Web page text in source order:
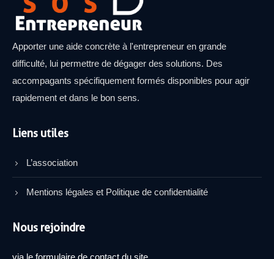
Apporter une aide concrète à l'entrepreneur en grande
difficulté, lui permettre de dégager des solutions. Des
accompagants spécifiquement formés disponibles pour agir
rapidement et dans le bon sens.
Liens utiles
L’association
Mentions légales et Politique de confidentialité
Nous rejoindre
via le formulaire de contact du site